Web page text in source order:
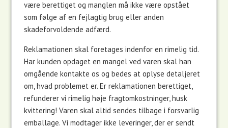
være berettiget og manglen må ikke være opstået
som følge af en fejlagtig brug eller anden
skadeforvoldende adfærd.
Reklamationen skal foretages indenfor en rimelig tid.
Har kunden opdaget en mangel ved varen skal han
omgående kontakte os og bedes at oplyse detaljeret
om, hvad problemet er. Er reklamationen berettiget,
refunderer vi rimelig høje fragtomkostninger, husk
kvittering! Varen skal altid sendes tilbage i forsvarlig
emballage. Vi modtager ikke leveringer, der er sendt